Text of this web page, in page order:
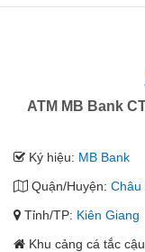
ATM MB Bank
Ký hiệu: MB Bank
Quận/Huyện: Châu
Tỉnh/TP: Kiên Giang
Khu cảng cá tắc